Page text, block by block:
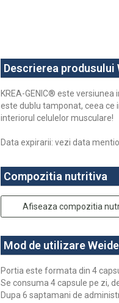
Descrierea produsului
KREA-GENIC® este
este dublu tamponat, ceea ce
interiorul celulelor musculare!
Data expirarii: vezi data
Compozitia nutritiva
Afiseaza compozitia
Mod de utilizare
Portia este formata din 4
Se consuma 4 capsule pe zi,
Dupa 6 saptamani de